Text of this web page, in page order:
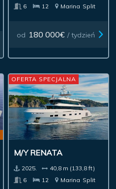
6
12 Marina Split
od 180 000€ / tydzień
M/Y RENATA
2025.
40,8 m (133,8 ft)
6
12 Marina Split
OFERTA SPECJALNA